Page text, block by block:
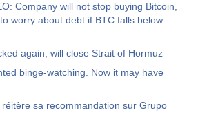
Company will not stop buying Bitcoin,
worry about debt if BTC falls below
again, will close Strait of Hormuz
binge-watching. Now it may have
réitère sa recommandation sur Grupo